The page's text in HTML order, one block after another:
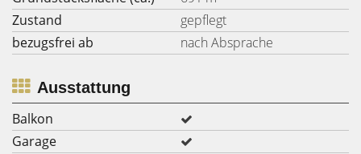
Zustand
gepflegt
bezugsfrei ab
nach Absprache
Ausstattung
Balkon
Garage